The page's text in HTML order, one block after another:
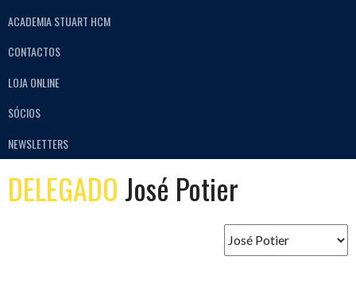
ACADEMIA STUART HCM
CONTACTOS
LOJA ONLINE
SÓCIOS
NEWSLETTERS
DELEGADO José Potier